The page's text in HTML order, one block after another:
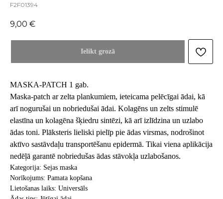
F2F01394
9,00 €
Ielikt grozā
MASKA-PATCH 1 gab.
Maska-patch ar zelta plankumiem, ieteicama pelēcīgai ādai, kā
arī nogurušai un nobriedušai ādai. Kolagēns un zelts stimulē
elastīna un kolagēna šķiedru sintēzi, kā arī izlīdzina un uzlabo
ādas toni. Plāksteris lieliski pielīp pie ādas virsmas, nodrošinot
aktīvo sastāvdaļu transportēšanu epidermā. Tikai viena aplikācija
nedēļā garantē nobriedušas ādas stāvokļa uzlabošanos.
Kategorija: Sejas maska
Norīkojums: Pamata kopšana
Lietošanas laiks: Universāls